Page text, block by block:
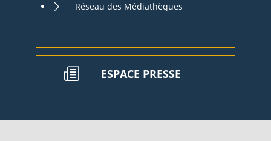
Réseau des Médiathèques
ESPACE PRESSE